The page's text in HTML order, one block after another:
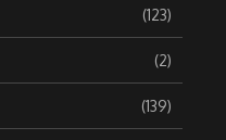
(123)
(2)
(139)